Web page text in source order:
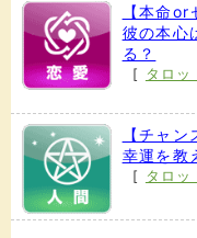
【本命
彼の本心
る？
[ タロッ
【チャ
幸運を教
[ タロッ